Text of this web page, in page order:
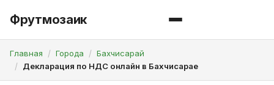
Фрутмозаик
Главная Города
Бахчисарай
Декларация по НДС онлайн в Бахчисарае